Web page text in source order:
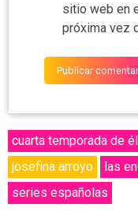
sitio web en
próxima vez
cuarta temporada de
josefina arroyo
las
series españolas